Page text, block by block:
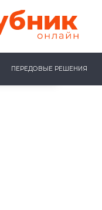
ПЕРЕДОВЫЕ РЕШЕНИЯ